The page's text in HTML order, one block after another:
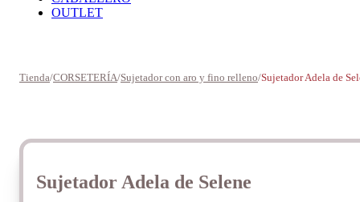
OUTLET
Tienda/CORSETERÍA/Sujetador con aro y fino relleno/Sujetador Adela de
Sujetador Adela de Selene